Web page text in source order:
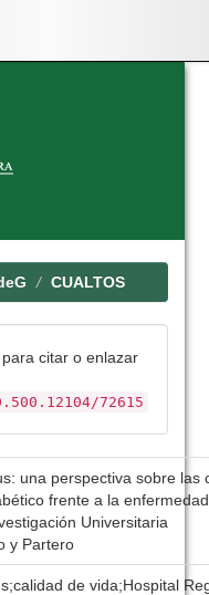
CUALTOS
citar o enlazar
72615
una perspectiva sobre las
frente a la
Universitaria
y Partero
de vida;Hospital